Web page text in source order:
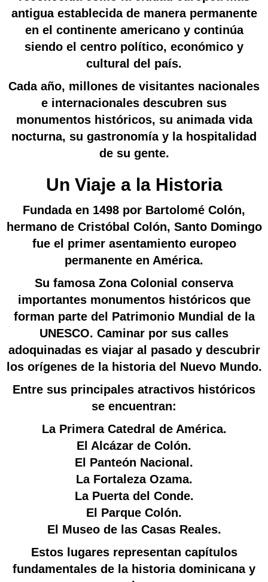
antigua establecida de manera permanente
en el continente americano y continúa
siendo el centro político, económico y
cultural del país.
Cada año, millones de visitantes nacionales
e internacionales descubren sus
monumentos históricos, su animada vida
nocturna, su gastronomía y la hospitalidad
de su gente.
Un Viaje a la Historia
Fundada en 1498 por Bartolomé Colón,
hermano de Cristóbal Colón, Santo Domingo
fue el primer asentamiento europeo
permanente en América.
Su famosa Zona Colonial conserva
importantes monumentos históricos que
forman parte del Patrimonio Mundial de la
UNESCO. Caminar por sus calles
adoquinadas es viajar al pasado y descubrir
los orígenes de la historia del Nuevo Mundo.
Entre sus principales atractivos históricos
se encuentran:
La Primera Catedral de América.
El Alcázar de Colón.
El Panteón Nacional.
La Fortaleza Ozama.
La Puerta del Conde.
El Parque Colón.
El Museo de las Casas Reales.
Estos lugares representan capítulos
fundamentales de la historia dominicana y